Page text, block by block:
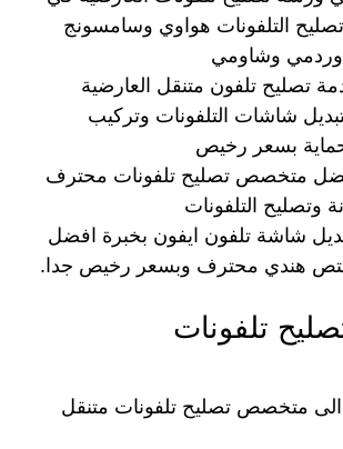
التلفونات هواوي وسامسونج
وردمي وشاومي
تصليح تلفون متنقل العارضية
شاشات التلفونات وتركيب
بسعر رخيص
متخصص تصليح تلفونات محترف
وتصليح التلفونات
شاشة تلفون ايفون بخبرة افضل
هندي محترف وبسعر رخيص جدا.
تلفونات
متخصص تصليح تلفونات متنقل